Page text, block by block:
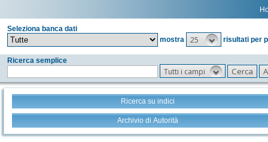
Seleziona banca dati
mostra
25 risultati per
Ricerca semplice
Tutti i campi
Ricerca su indici
Archivio di Autorità